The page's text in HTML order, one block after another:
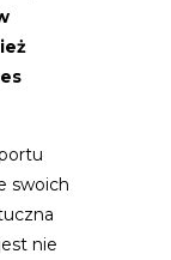
swoich
nie